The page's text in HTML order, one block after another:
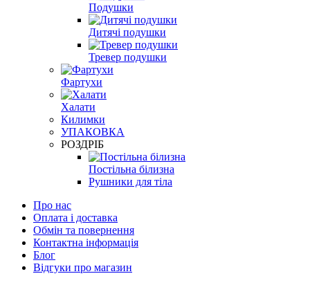
Подушки
Дитячі подушки
Тревер подушки
Фартухи
Халати
Килимки
УПАКОВКА
РОЗДРІБ
Постільна білизна
Рушники для тіла
Про нас
Оплата і доставка
Обмін та повернення
Контактна інформація
Блог
Відгуки про магазин